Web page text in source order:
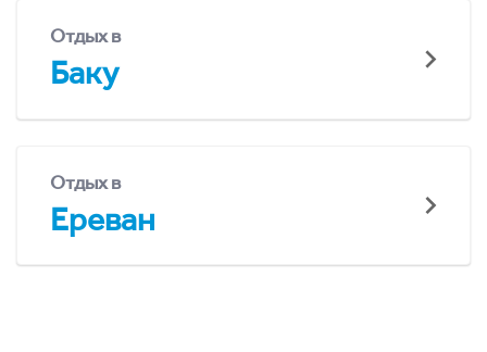
Отдых в
Баку
Отдых в
Ереван